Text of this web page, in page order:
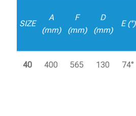
SIZE
A
(mm)
F
(mm)
D
(mm)
E (°)
40 400 565 130 74°